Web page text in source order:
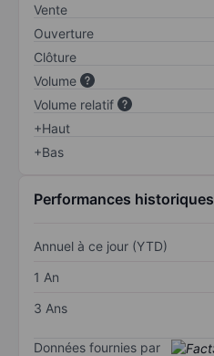
Vente
Ouverture
Clôture
Volume
Volume relatif
+Haut
+Bas
Performances historiques
Annuel à ce jour (YTD)
1 An
3 Ans
Données fournies par